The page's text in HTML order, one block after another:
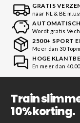
GRATIS
naar NL & BE
Wordt gratis
2500+ SPORT
Meer dan 30
HOGE
En meer dan
Train
10% korting.